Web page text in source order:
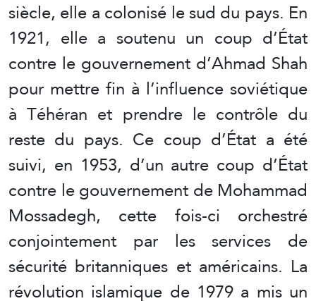
siècle, elle a colonisé le sud du pays. En
1921, elle a soutenu un coup d’État
contre le gouvernement d’Ahmad Shah
pour mettre fin à l’influence soviétique
à Téhéran et prendre le contrôle du
reste du pays. Ce coup d’État a été
suivi, en 1953, d’un autre coup d’État
contre le gouvernement de Mohammad
Mossadegh, cette fois-ci orchestré
conjointement par les services de
sécurité britanniques et américains. La
révolution islamique de 1979 a mis un